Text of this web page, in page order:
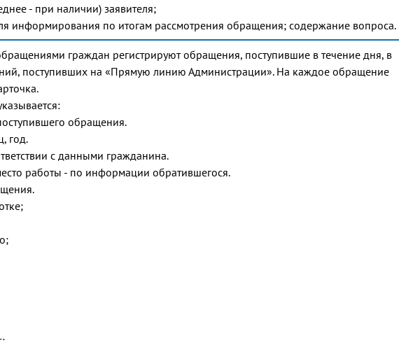
- при наличии) заявителя;
информирования по итогам рассмотрения обращения; содержание вопроса.
граждан регистрируют обращения, поступившие в течение дня, в
поступивших на «Прямую линию Администрации». На каждое обращение
обращения.
год.
с данными гражданина.
работы - по информации обратившегося.